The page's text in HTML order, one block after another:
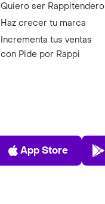
Quiero ser Rappitendero
Haz crecer tu marca
Incrementa tus ventas
con Pide por Rappi
App Store
App Store